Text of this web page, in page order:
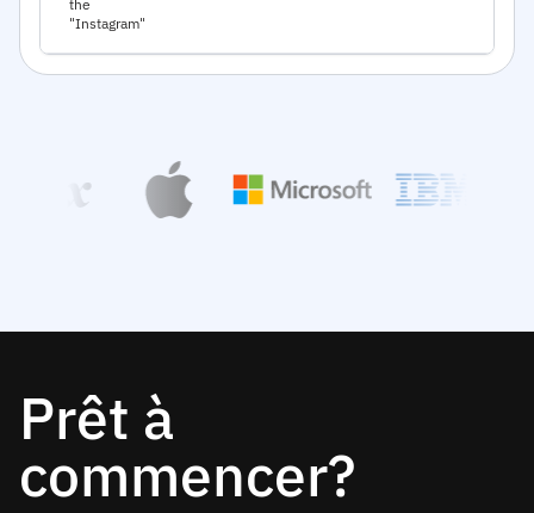
the
"Instagram"
Prêt à
commencer?